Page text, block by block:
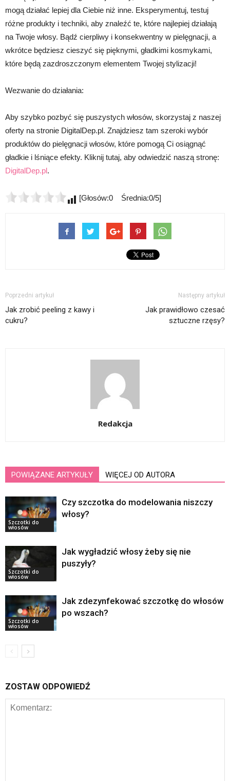
mogą działać lepiej dla Ciebie niż inne. Eksperymentuj, testuj
różne produkty i techniki, aby znaleźć te, które najlepiej działają
na Twoje włosy. Bądź cierpliwy i konsekwentny w pielęgnacji, a
wkrótce będziesz cieszyć się pięknymi, gładkimi kosmykami,
które będą zazdroszczonym elementem Twojej stylizacji!
Wezwanie do działania:
Aby szybko pozbyć się puszystych włosów, skorzystaj z naszej
oferty na stronie DigitalDep.pl. Znajdziesz tam szeroki wybór
produktów do pielęgnacji włosów, które pomogą Ci osiągnąć
gładkie i lśniące efekty. Kliknij tutaj, aby odwiedzić naszą stronę:
DigitalDep.pl.
[Głosów:0 Średnia:0/5]
Poprzedni artykuł
Jak zrobić peeling z kawy i
cukru?
Następny artykuł
Jak prawidłowo czesać
sztuczne rzęsy?
Redakcja
POWIĄZANE ARTYKUŁY WIĘCEJ OD AUTORA
Szczotki do
włosów
Czy szczotka do modelowania niszczy
włosy?
Szczotki do
włosów
Jak wygładzić włosy żeby się nie
puszyły?
Szczotki do
włosów
Jak zdezynfekować szczotkę do włosów
po wszach?
ZOSTAW ODPOWIEDŹ